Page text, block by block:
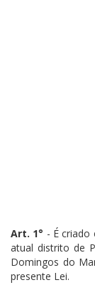
Art. 1° - É criado
atual distrito de
Domingos do
presente Lei.